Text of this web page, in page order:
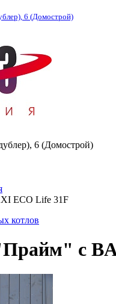
6 (Домострой)
6 (Домострой)
ECO Life 31F
с